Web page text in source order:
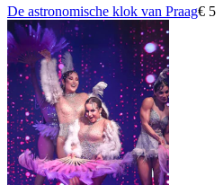
De astronomische klok van Praag€ 5